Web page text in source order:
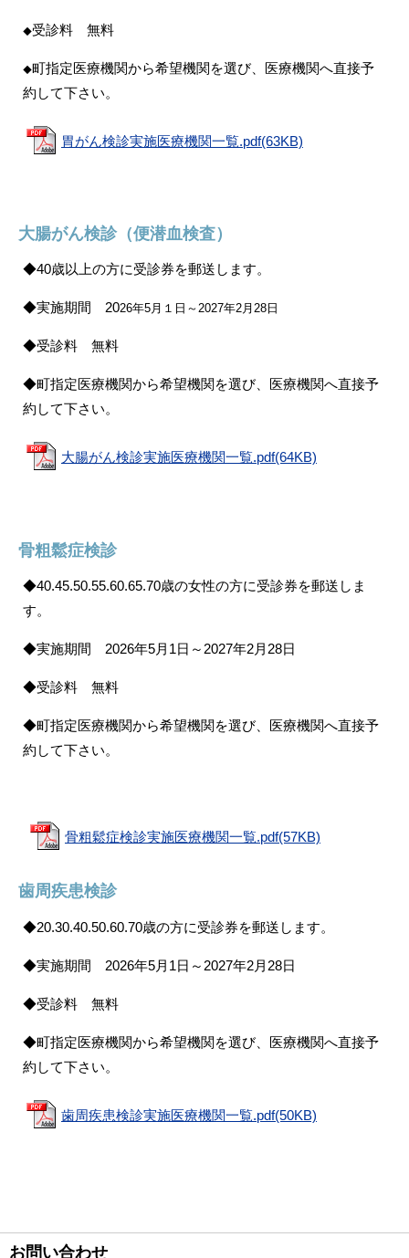
◆受診料 無料
◆町指定医療機関から希望機関を選び、医療機関へ直接予
約して下さい。
胃がん検診実施医療機関一覧.pdf(63KB)
大腸がん検診（便潜血検査）
◆40歳以上の方に受診券を郵送します。
◆実施期間 2026年5月１日～2027年2月28日
◆受診料 無料
◆町指定医療機関から希望機関を選び、医療機関へ直接予
約して下さい。
大腸がん検診実施医療機関一覧.pdf(64KB)
骨粗鬆症検診
◆40.45.50.55.60.65.70歳の女性の方に受診券を郵送しま
す。
◆実施期間 2026年5月1日～2027年2月28日
◆受診料 無料
◆町指定医療機関から希望機関を選び、医療機関へ直接予
約して下さい。
骨粗鬆症検診実施医療機関一覧.pdf(57KB)
歯周疾患検診
◆20.30.40.50.60.70歳の方に受診券を郵送します。
◆実施期間 2026年5月1日～2027年2月28日
◆受診料 無料
◆町指定医療機関から希望機関を選び、医療機関へ直接予
約して下さい。
歯周疾患検診実施医療機関一覧.pdf(50KB)
お問い合わせ